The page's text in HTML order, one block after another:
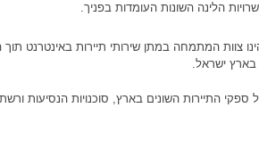
הלינה השונות העומדות בפניך.
צוות המתמחה במתן שירותי תיירות
בארץ ישראל.
התיירות השונים בארץ, סוכנויות הנסיעות